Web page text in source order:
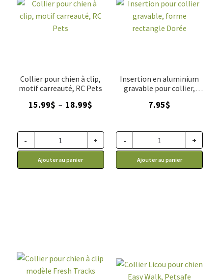
Collier pour chien à clip,
motif carreauté, RC Pets
15.99$ – 18.99$
15.99$
à
18.99$
- +
Ajouter au panier
Insertion en aluminium
gravable pour collier,
grandeurs
7.95$
- +
Ajouter au panier